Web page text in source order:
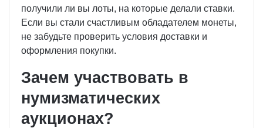
получили ли вы лоты, на которые делали ставки.
Если вы стали счастливым обладателем монеты,
не забудьте проверить условия доставки и
оформления покупки.
Зачем участвовать в
нумизматических
аукционах?